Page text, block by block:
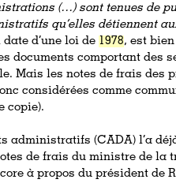
(…) sont tenues de
qu’elles détiennent
d’une loi de 1978, est
documents comportant des
Mais les notes de frais des
considérées comme
copie).
administratifs (CADA) l’a
de frais du ministre de la
à propos du président de